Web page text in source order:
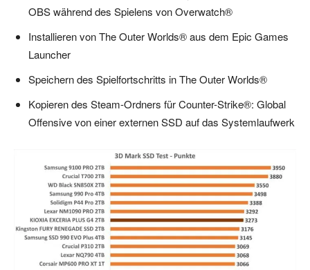
OBS während des Spielens von Overwatch®
Installieren von The Outer Worlds® aus dem Epic Games
Launcher
Speichern des Spielfortschritts in The Outer Worlds®
Kopieren des Steam-Ordners für Counter-Strike®: Global
Offensive von einer externen SSD auf das Systemlaufwerk